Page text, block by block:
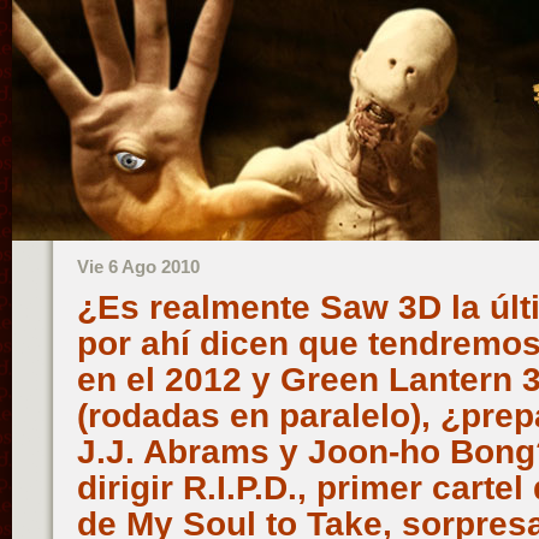
Vie 6 Ago 2010
¿Es realmente Saw 3D la
por ahí dicen que
en el 2012 y Green Lantern
(rodadas en paralelo),
J.J. Abrams y Joon-ho
dirigir R.I.P.D., primer
de My Soul to Take,